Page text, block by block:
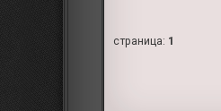
страница: 1